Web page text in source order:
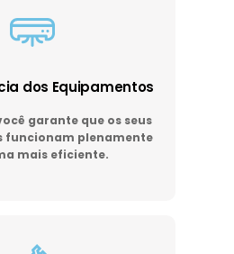
dos Equipamentos
garante que os seus
funcionam plenamente
mais eficiente.